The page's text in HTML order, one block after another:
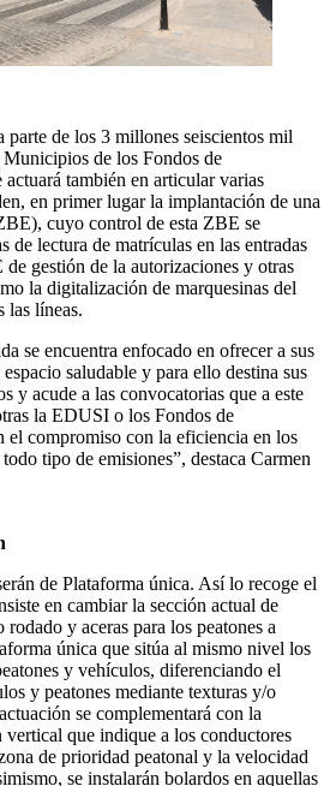
de los 3 millones seiscientos mil
de los Fondos de
también en articular varias
en primer lugar la implantación de una
cuyo control de esta ZBE se
de lectura de matrículas en las entradas
gestión de la autorizaciones y otras
la digitalización de marquesinas del
las líneas.
se encuentra enfocado en ofrecer a sus
saludable y para ello destina sus
y acude a las convocatorias que a este
la EDUSI o los Fondos de
el compromiso con la eficiencia en los
tipo de emisiones”, destaca Carmen
de Plataforma única. Así lo recoge el
en cambiar la sección actual de
y aceras para los peatones a
única que sitúa al mismo nivel los
y vehículos, diferenciando el
y peatones mediante texturas y/o
se complementará con la
vertical que indique a los conductores
de prioridad peatonal y la velocidad
se instalarán bolardos en aquellas